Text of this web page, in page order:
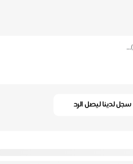
سجل لدينا ليصل الرد